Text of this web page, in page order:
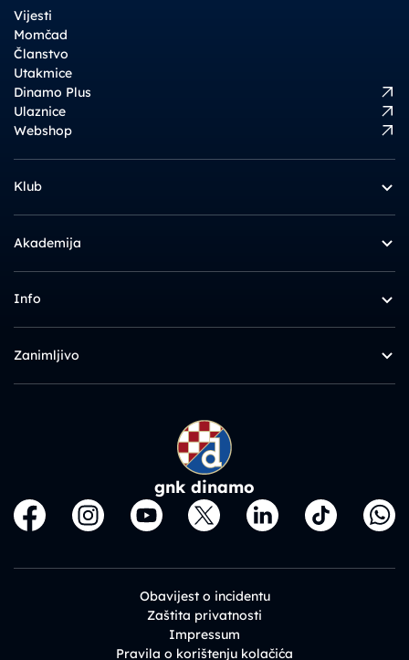
Vijesti
Momčad
Članstvo
Utakmice
Dinamo Plus
Ulaznice
Webshop
Klub
Akademija
Info
Zanimljivo
gnk dinamo
Obavijest o incidentu
Zaštita privatnosti
Impressum
Pravila o korištenju kolačića